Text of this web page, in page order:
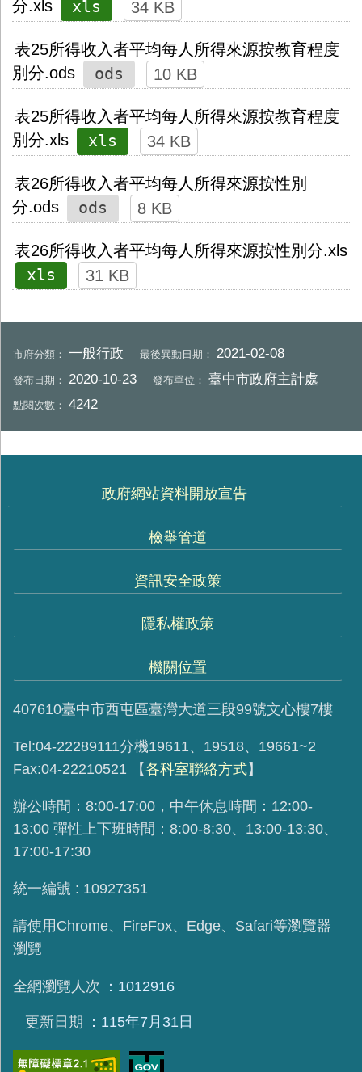
分.xls
xls 34 KB
表25所得收入者平均每人所得來源按教育程度
別分.ods
ods 10 KB
表25所得收入者平均每人所得來源按教育程度
別分.xls
xls 34 KB
表26所得收入者平均每人所得來源按性別
分.ods
ods 8 KB
表26所得收入者平均每人所得來源按性別分.xls
xls 31 KB
市府分類：一般行政 最後異動日期：2021-02-08
發布日期： 2020-10-23 發布單位：臺中市政府主計處
點閱次數：4242
政府網站資料開放宣告
檢舉管道
資訊安全政策
隱私權政策
機關位置
407610臺中市西屯區臺灣大道三段99號文心樓7樓
Tel:04-22289111分機19611、19518、19661~2
Fax:04-22210521
【各科室聯絡方式】
辦公時間：8:00-17:00，中午休息時間：12:00-
13:00 彈性上下班時間：8:00-8:30、13:00-13:30、
17:00-17:30
統一編號 : 10927351
請使用 Chrome、FireFox、Edge、Safari等瀏覽器
瀏覽
全網瀏覽人次 1012916
更新日期 115年7月31日